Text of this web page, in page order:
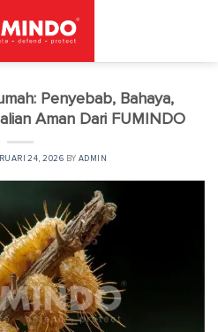
Penyebab, Bahaya,
Aman Dari FUMINDO
24, 2026 BY ADMIN